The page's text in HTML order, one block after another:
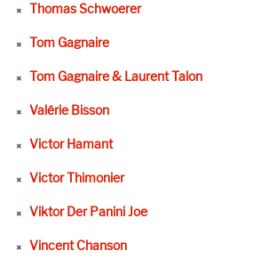
Thomas Schwoerer
Tom Gagnaire
Tom Gagnaire & Laurent Talon
Valérie Bisson
Victor Hamant
Victor Thimonier
Viktor Der Panini Joe
Vincent Chanson